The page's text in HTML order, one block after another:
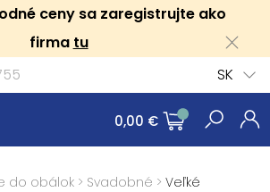
ceny sa zaregistrujte ako
firma tu
SK
0,00 €
do obálok > Svadobné > Veľké